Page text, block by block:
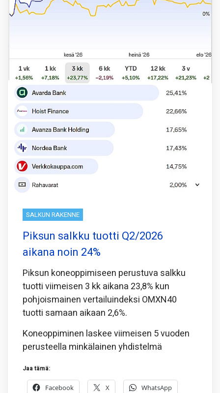
SALKUN RAKENNE
Piksun salkku tuotti Q2/2026
aikana noin 24%
Piksun koneoppimiseen perustuva salkku
tuotti viimeisen 3 kk aikana 23,8% kun
pohjoismainen vertailuindeksi OMXN40
tuotti samaan aikaan 2,6%.
Koneoppiminen laskee viimeisen 5 vuoden
perusteella minkälainen yhdistelmä
Jaa tämä:
Facebook X WhatsApp